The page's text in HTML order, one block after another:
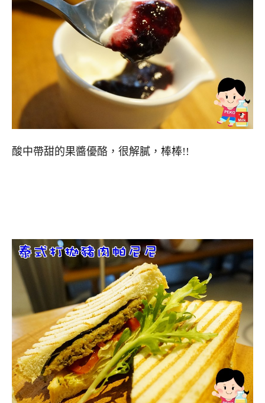
酸中帶甜的果醬優酪，很解膩，棒棒!!